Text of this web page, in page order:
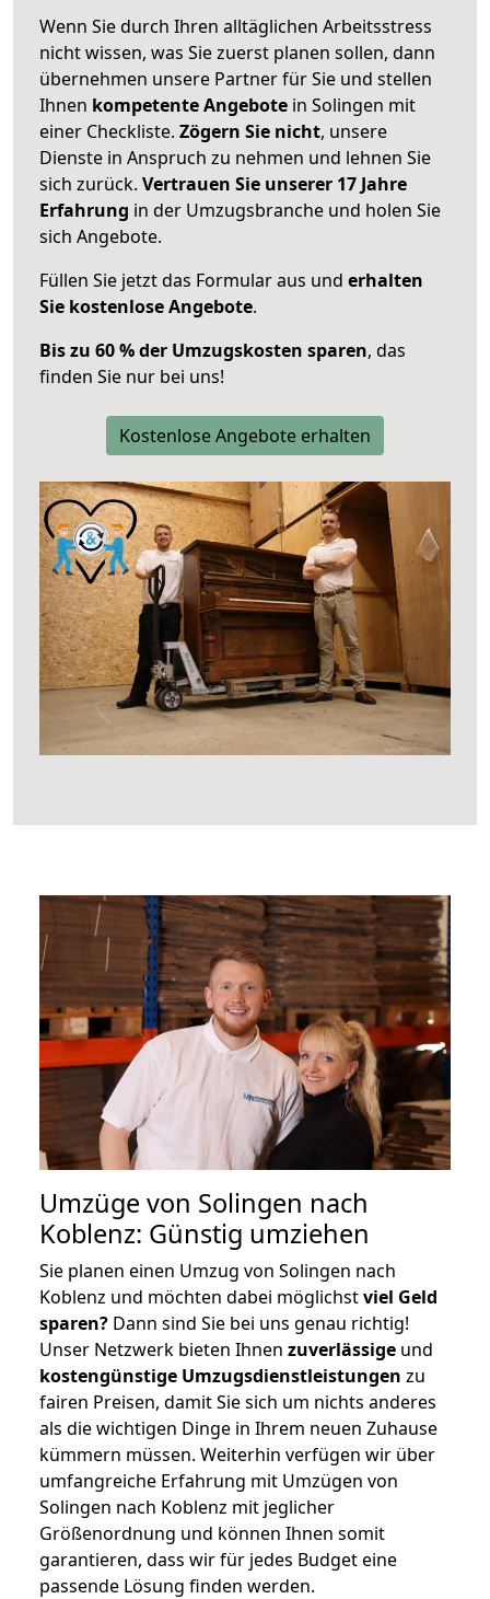
Wenn Sie durch Ihren alltäglichen Arbeitsstress
nicht wissen, was Sie zuerst planen sollen, dann
übernehmen unsere Partner für Sie und stellen
Ihnen kompetente Angebote in Solingen mit
einer Checkliste. Zögern Sie nicht, unsere
Dienste in Anspruch zu nehmen und lehnen Sie
sich zurück. Vertrauen Sie unserer 17 Jahre
Erfahrung in der Umzugsbranche und holen Sie
sich Angebote.
Füllen Sie jetzt das Formular aus und erhalten
Sie kostenlose Angebote.
Bis zu 60 % der Umzugskosten sparen, das
finden Sie nur bei uns!
Kostenlose Angebote erhalten
Umzüge von Solingen nach
Koblenz: Günstig umziehen
Sie planen einen Umzug von Solingen nach
Koblenz und möchten dabei möglichstviel Geld
sparen? Dann sind Sie bei uns genau richtig!
Unser Netzwerk bieten Ihnen zuverlässige und
kostengünstige Umzugsdienstleistungen zu
fairen Preisen, damit Sie sich um nichts anderes
als die wichtigen Dinge in Ihrem neuen Zuhause
kümmern müssen. Weiterhin verfügen wir über
umfangreiche Erfahrung mit Umzügen von
Solingen nach Koblenz mit jeglicher
Größenordnung und können Ihnen somit
garantieren, dass wir für jedes Budget eine
passende Lösung finden werden.